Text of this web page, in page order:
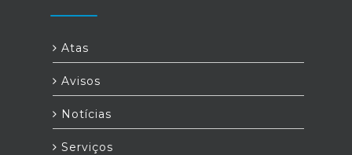
Atas
Avisos
Notícias
Serviços